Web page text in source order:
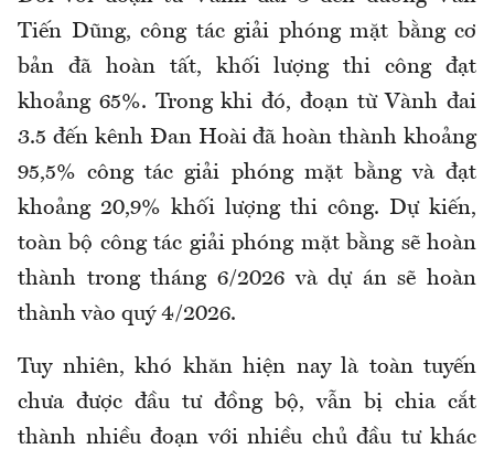
Tiến Dũng, công tác giải phóng mặt bằng cơ
bản đã hoàn tất, khối lượng thi công đạt
khoảng 65%. Trong khi đó, đoạn từ Vành đai
3.5 đến kênh Đan Hoài đã hoàn thành khoảng
95,5% công tác giải phóng mặt bằng và đạt
khoảng 20,9% khối lượng thi công. Dự kiến,
toàn bộ công tác giải phóng mặt bằng sẽ hoàn
thành trong tháng 6/2026 và dự án sẽ hoàn
thành vào quý 4/2026.
Tuy nhiên, khó khăn hiện nay là toàn tuyến
chưa được đầu tư đồng bộ, vẫn bị chia cắt
thành nhiều đoạn với nhiều chủ đầu tư khác